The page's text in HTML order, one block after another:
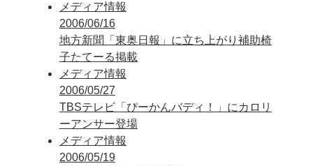
メディア情報
2006/06/16
地方新聞「東奥日報」に立ち上がり補助椅
子たてーる掲載
メディア情報
2006/05/27
TBSテレビ「ぴーかんバディ！」にカロリ
ーアンサー登場
メディア情報
2006/05/19